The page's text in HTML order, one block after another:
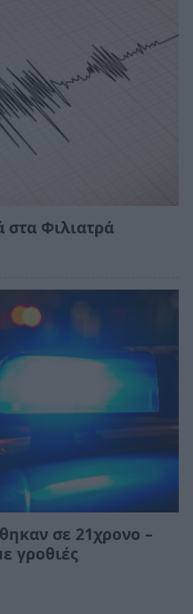
στα Φιλιατρά
σε 21χρονο –
γροθιές